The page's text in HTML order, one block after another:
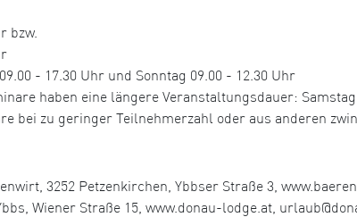
bzw.
- 17.30 Uhr und Sonntag 09.00 - 12.30 Uhr
haben eine längere Veranstaltungsdauer:
bei zu geringer Teilnehmerzahl oder aus anderen
3252 Petzenkirchen, Ybbser Straße 3,
Wiener Straße 15, www.donau-lodge.at,